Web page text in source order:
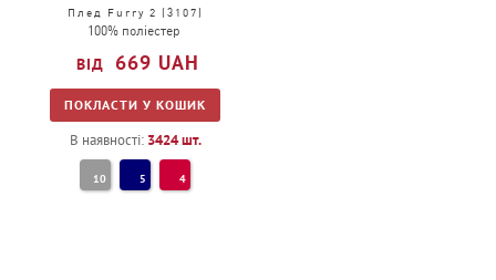
Плед Furry 2 (3107)
100% поліестер
669 UAH
ПОКЛАСТИ У КОШИК
В наявності: 3424шт.
10 5 4